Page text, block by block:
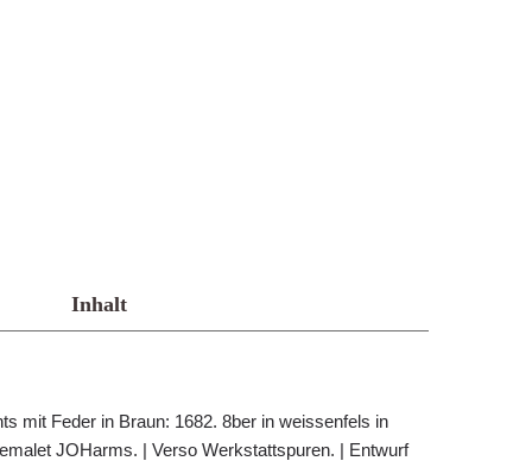
Inhalt
mit Feder in Braun: 1682. 8ber in weissenfels in
JOHarms. | Verso Werkstattspuren. | Entwurf